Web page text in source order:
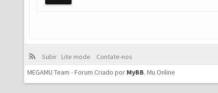
Subir Lite mode
Contate-nos
MEGAMU Team - Forum Criado por MyBB. Mu Online